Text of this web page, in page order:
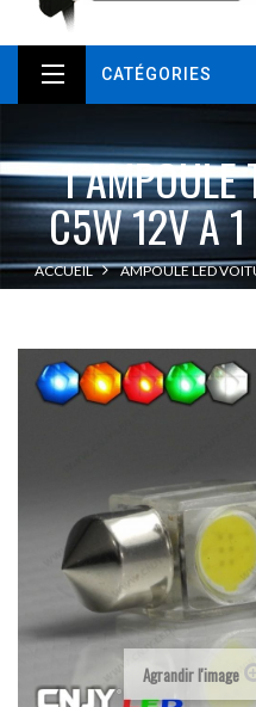
CATÉGORIES
1 AMPOULE
C5W 12V A
ACCUEIL
AMPOULE LED
Agrandir l'image